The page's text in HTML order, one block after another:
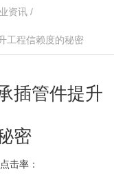
资讯/
工程信赖度的秘密
插管件提升
密
击率：